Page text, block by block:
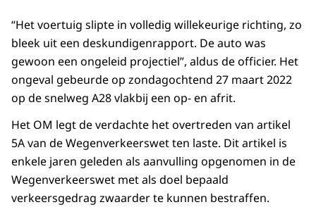
“Het voertuig slipte in volledig willekeurige richting, zo
bleek uit een deskundigenrapport. De auto was
gewoon een ongeleid projectiel”, aldus de officier. Het
ongeval gebeurde op zondagochtend 27 maart 2022
op de snelweg A28 vlakbij een op- en afrit.
Het OM legt de verdachte het overtreden van artikel
5A van de Wegenverkeerswet ten laste. Dit artikel is
enkele jaren geleden als aanvulling opgenomen in de
Wegenverkeerswet met als doel bepaald
verkeersgedrag zwaarder te kunnen bestraffen.